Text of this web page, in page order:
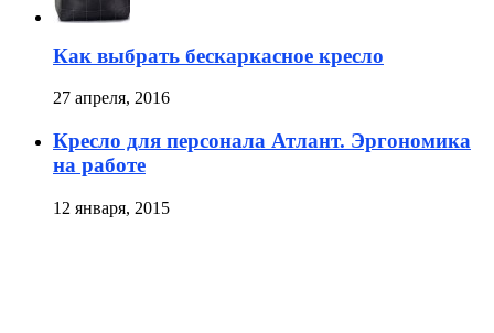
Как выбрать бескаркасное кресло
27 апреля, 2016
Кресло для персонала Атлант. Эргономика
на работе
12 января, 2015